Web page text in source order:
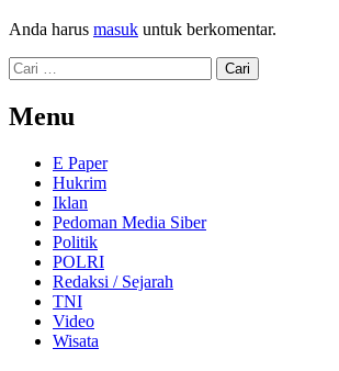
Anda harus masuk untuk berkomentar.
Cari
untuk:
Menu
E Paper
Hukrim
Iklan
Pedoman Media Siber
Politik
POLRI
Redaksi / Sejarah
TNI
Video
Wisata